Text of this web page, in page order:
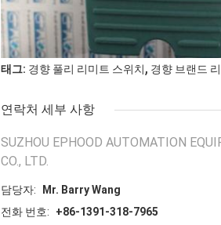
태그: 경향 풀리 리미트 스위치, 경향 브랜드
연락처 세부 사항
SUZHOU EPHOOD AUTOMATION
CO., LTD.
담당자:
Mr. Barry Wang
전화 번호:
+86-1391-318-7965